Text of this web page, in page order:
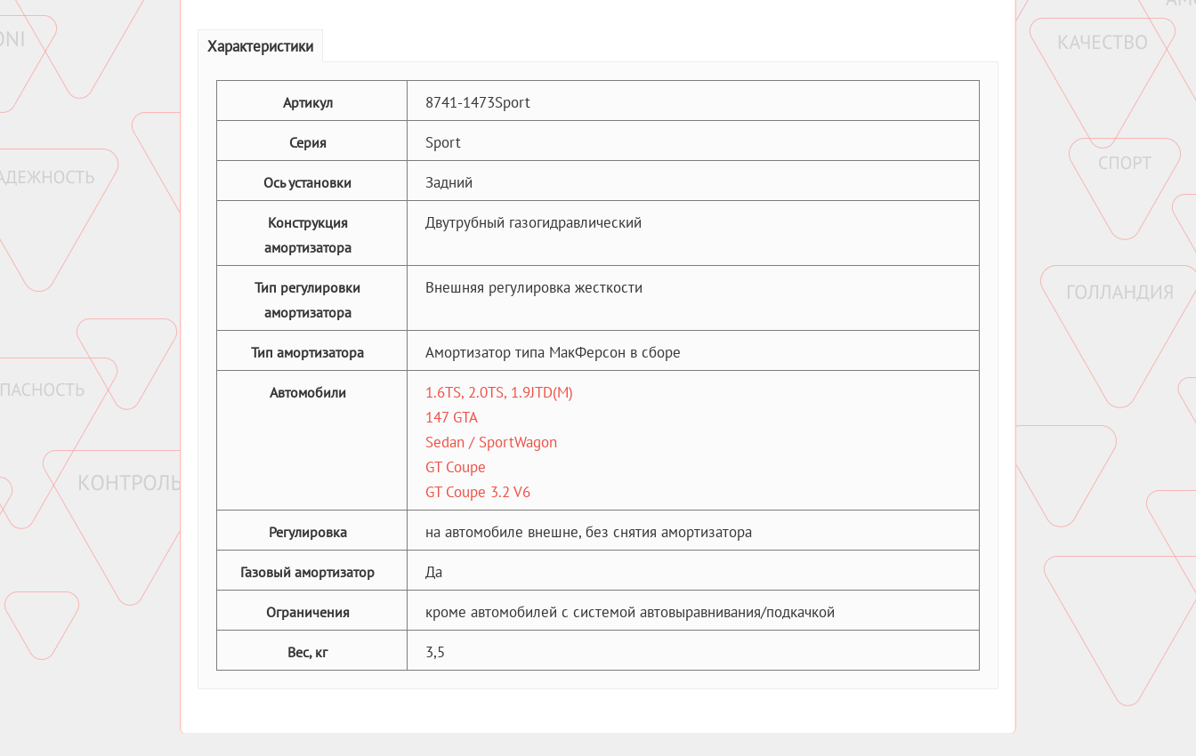
Характеристики
Артикул 8741-1473Sport
Серия Sport
Ось установки Задний
Конструкция
амортизатора
Двутрубный газогидравлический
Тип регулировки
амортизатора
Внешняя регулировка жесткости
Тип амортизатора Амортизатор типа МакФерсон в сборе
Автомобили
1.6TS, 2.0TS, 1.9JTD(M)
147 GTA
Sedan / SportWagon
GT Coupe
GT Coupe 3.2 V6
Регулировка на автомобиле внешне, без снятия амортизатора
Газовый амортизатор Да
Ограничения кроме автомобилей с системой автовыравнивания/подкачкой
Вес, кг 3,5